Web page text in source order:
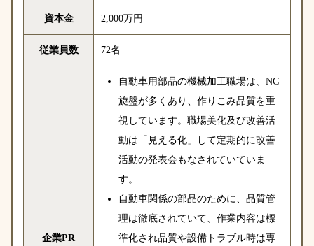
資本金 2,000万円
従業員数 72名
企業PR
自動車用部品の機械加工職場は、NC
旋盤が多くあり、作りこみ品質を重
視しています。職場美化及び改善活
動は「見える化」して定期的に改善
活動の発表会もなされていていま
す。
自動車関係の部品のために、品質管
理は徹底されていて、作業内容は標
準化され品質や設備トラブル時は専